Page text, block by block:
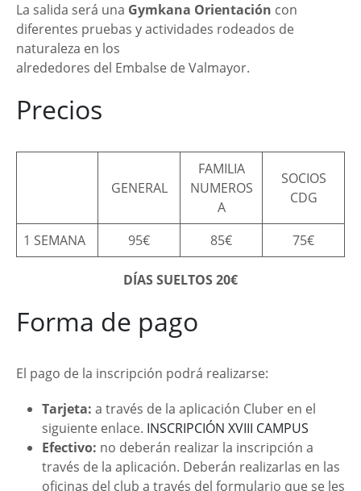
La salida será una Gymkana Orientación con
diferentes pruebas y actividades rodeados de
naturaleza en los
alrededores del Embalse de Valmayor.
Precios
GENERAL
FAMILIA
NUMEROS
A
SOCIOS
CDG
1 SEMANA 95€ 85€ 75€
DÍAS SUELTOS 20€
Forma de pago
El pago de la inscripción podrá realizarse:
Tarjeta: a través de la aplicación Cluber en el
siguiente enlace. INSCRIPCIÓN XVIII CAMPUS
Efectivo: no deberán realizar la inscripción a
través de la aplicación. Deberán realizarlas en las
oficinas del club a través del formulario que se les